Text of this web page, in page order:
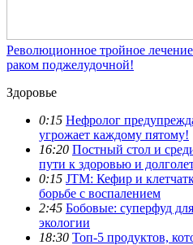
Революционное тройное
раком поджелудочной!
Здоровье
0:15 Нефролог
угрожает каждому пятому!
16:20 Постный стол и
пути к здоровью и
0:15 JTM: Кефир и
борьбе с воспалением
2:45 Бобовые: суперфуд
экологии
18:30 Топ-5 продуктов,